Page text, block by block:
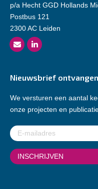
p/a Hecht GGD Hollands
Postbus 121
2300 AC Leiden
Nieuwsbrief
We versturen een aantal
onze projecten en
E-
mailadres(Vereist)